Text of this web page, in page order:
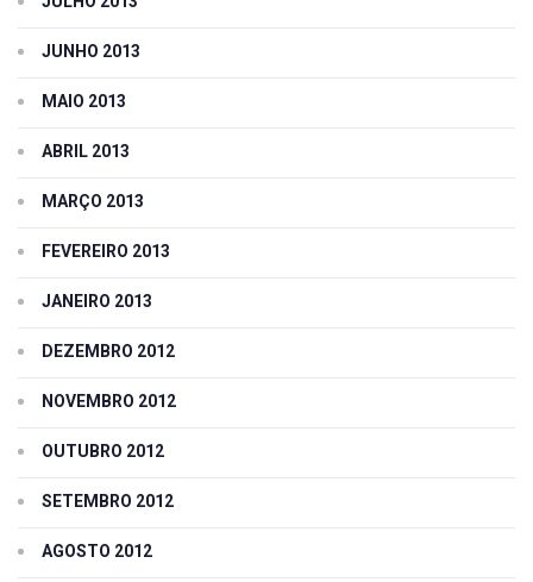
JUNHO 2013
MAIO 2013
ABRIL 2013
MARÇO 2013
FEVEREIRO 2013
JANEIRO 2013
DEZEMBRO 2012
NOVEMBRO 2012
OUTUBRO 2012
SETEMBRO 2012
AGOSTO 2012